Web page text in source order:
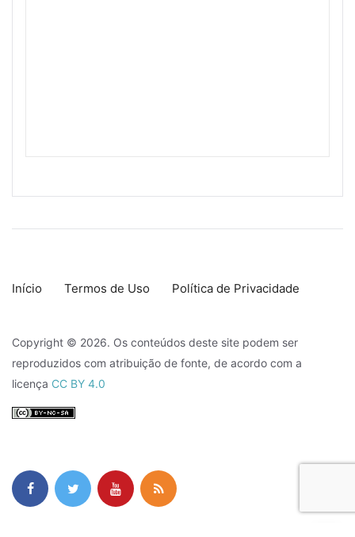
Início Termos de Uso Política de Privacidade
Copyright © 2026. Os conteúdos deste site podem ser
reproduzidos com atribuição de fonte, de acordo com a
licença CC BY 4.0